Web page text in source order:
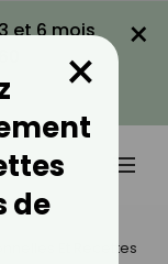
et 6 mois
×
Et Recettes
de
×